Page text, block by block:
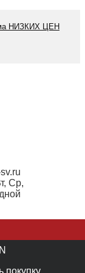
НИЗКИХ ЦЕН
Ср,